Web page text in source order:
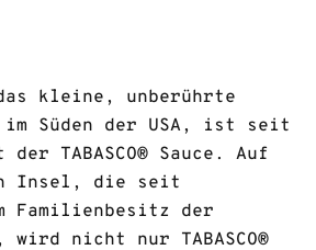
kleine, unberührte
im Süden der USA, ist seit
TABASCO® Sauce. Auf
Insel, die seit
Familienbesitz der
nicht nur TABASCO®